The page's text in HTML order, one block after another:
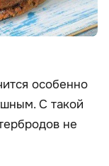
особенно
С такой
не